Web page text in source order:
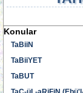
Konular
TaBiiN
TaBiiYET
TaBUT